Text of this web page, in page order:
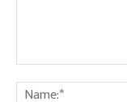
Comment: